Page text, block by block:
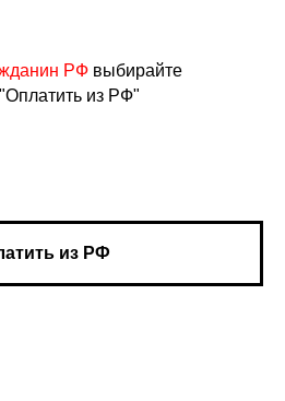
РФ выбирайте
из РФ"
из РФ